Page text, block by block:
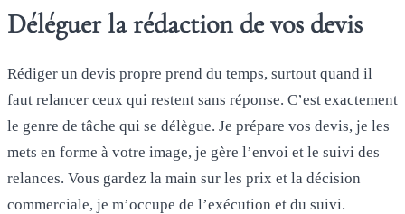
Déléguer la rédaction de vos devis
Rédiger un devis propre prend du temps, surtout quand il
faut relancer ceux qui restent sans réponse. C’est exactement
le genre de tâche qui se délègue. Je prépare vos devis, je les
mets en forme à votre image, je gère l’envoi et le suivi des
relances. Vous gardez la main sur les prix et la décision
commerciale, je m’occupe de l’exécution et du suivi.